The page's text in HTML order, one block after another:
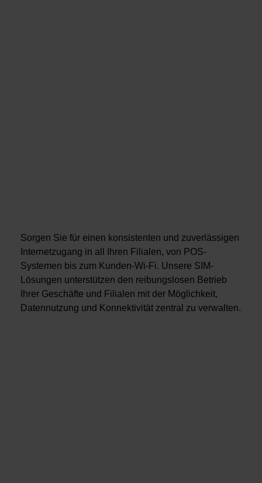
Sorgen Sie für einen konsistenten und zuverlässigen
Internetzugang in all Ihren Filialen, von POS-
Systemen bis zum Kunden-Wi-Fi. Unsere SIM-
Lösungen unterstützen den reibungslosen Betrieb
Ihrer Geschäfte und Filialen mit der Möglichkeit,
Datennutzung und Konnektivität zentral zu verwalten.